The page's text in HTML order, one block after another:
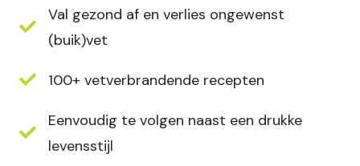
Val gezond af en verlies ongewenst
(buik)vet
100+ vetverbrandende recepten
Eenvoudig te volgen naast een drukke
levensstijl